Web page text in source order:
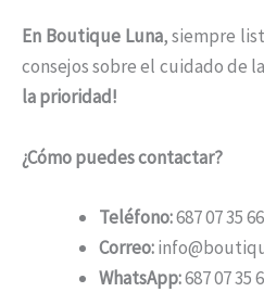
En Boutique Luna, siempre
consejos sobre el cuidado de
la prioridad!
¿Cómo puedes contactar?
Teléfono:687 07 35 66
Correo:
WhatsApp:687 07 35